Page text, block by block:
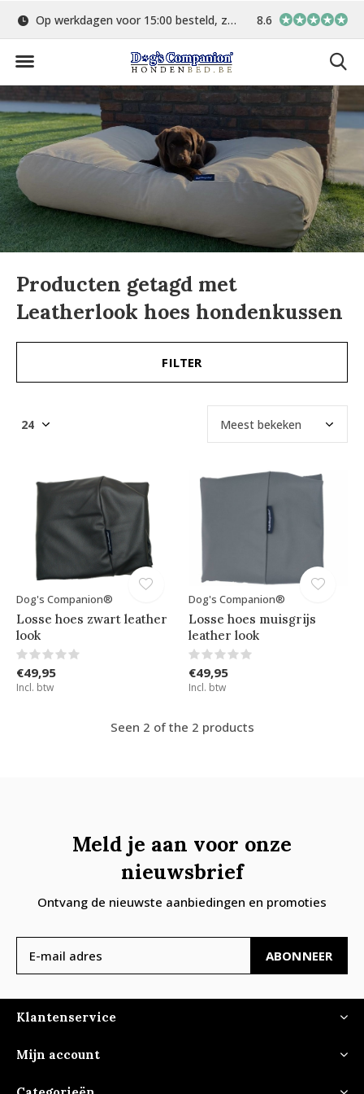
Op werkdagen voor 15:00 besteld, zelfde dag verstuurd Gratis verzending
8.6
Producten getagd met
Leatherlook hoes hondenkussen
FILTER
Dog's Companion®
Losse hoes zwart leather
look
€49,95
Incl. btw
Dog's Companion®
Losse hoes muisgrijs
leather look
€49,95
Incl. btw
Seen 2 of the 2 products
Meld je aan voor onze
nieuwsbrief
Ontvang de nieuwste aanbiedingen en promoties
ABONNEER
Klantenservice
Mijn account